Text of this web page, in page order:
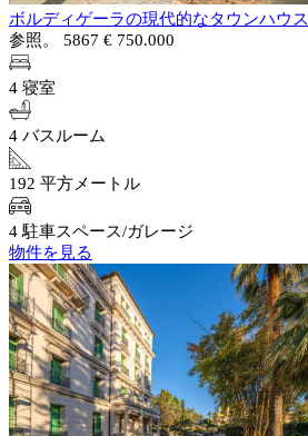
ボルディゲーラの現代的なタウンハウス
参照。 5867 € 750.000
4 寝室
4 バスルーム
192 平方メートル
4 駐車スペース/ガレージ
物件を見る